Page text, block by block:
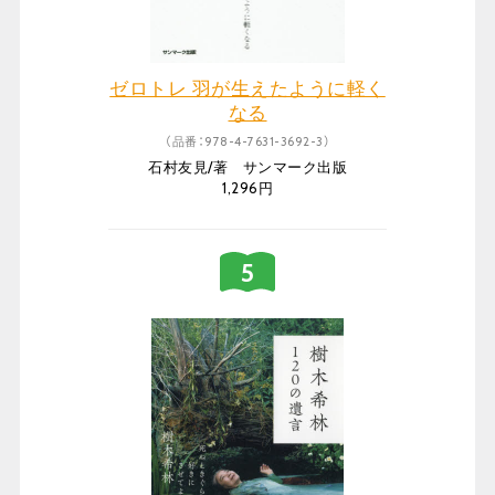
ゼロトレ 羽が生えたように軽く
なる
（品番：978-4-7631-3692-3）
石村友見/著 サンマーク出版
1,296円